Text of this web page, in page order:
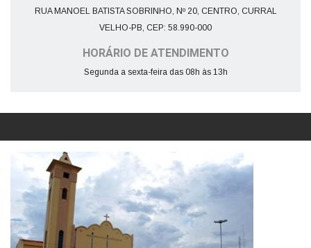
RUA MANOEL BATISTA SOBRINHO, Nº 20, CENTRO, CURRAL
VELHO-PB, CEP: 58.990-000
HORÁRIO DE ATENDIMENTO
Segunda a sexta-feira das 08h às 13h